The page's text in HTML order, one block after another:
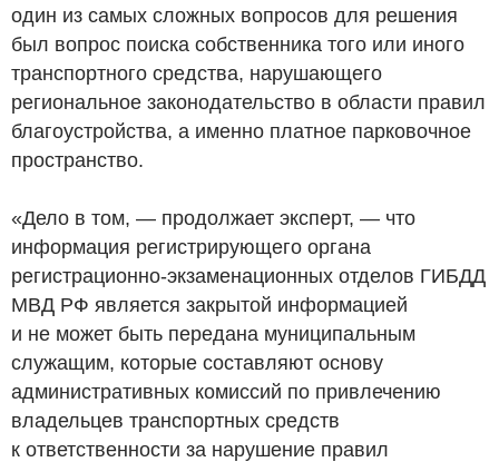
один из самых сложных вопросов для решения
был вопрос поиска собственника того или иного
транспортного средства, нарушающего
региональное законодательство в области правил
благоустройства, а именно платное парковочное
пространство.
«Дело в том, — продолжает эксперт, — что
информация регистрирующего органа
регистрационно-экзаменационных отделов ГИБДД
МВД РФ является закрытой информацией
и не может быть передана муниципальным
служащим, которые составляют основу
административных комиссий по привлечению
владельцев транспортных средств
к ответственности за нарушение правил